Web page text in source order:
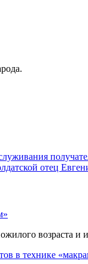
отец
в технике